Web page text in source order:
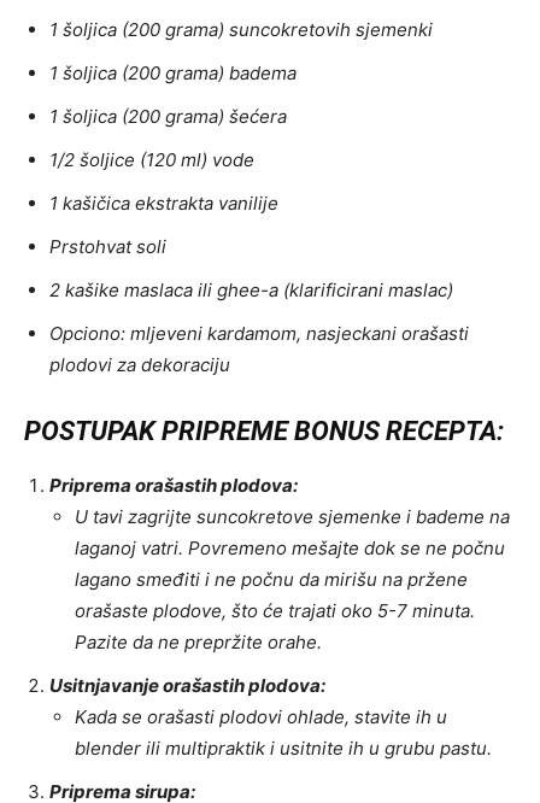
1 šoljica (200 grama) suncokretovih sjemenki
1 šoljica (200 grama) badema
1 šoljica (200 grama) šećera
1/2 šoljice (120 ml) vode
1 kašičica ekstrakta vanilije
Prstohvat soli
2 kašike maslaca ili ghee-a (klarificirani maslac)
Opciono: mljeveni kardamom, nasjeckani orašasti
plodovi za dekoraciju
POSTUPAK PRIPREME BONUS RECEPTA:
Priprema orašastih plodova:
U tavi zagrijte suncokretove sjemenke i bademe na
laganoj vatri. Povremeno mešajte dok se ne počnu
lagano smeđiti i ne počnu da mirišu na pržene
orašaste plodove, što će trajati oko 5-7 minuta.
Pazite da ne prepržite orahe.
Usitnjavanje orašastih plodova:
Kada se orašasti plodovi ohlade, stavite ih u
blender ili multipraktik i usitnite ih u grubu pastu.
Priprema sirupa: